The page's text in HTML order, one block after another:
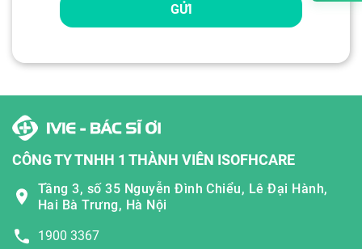
GỬI
CÔNG TY TNHH 1 THÀNH VIÊN ISOFHCARE
Tầng 3, số 35 Nguyễn Đình Chiểu, Lê Đại Hành,
Hai Bà Trưng, Hà Nội
1900 3367